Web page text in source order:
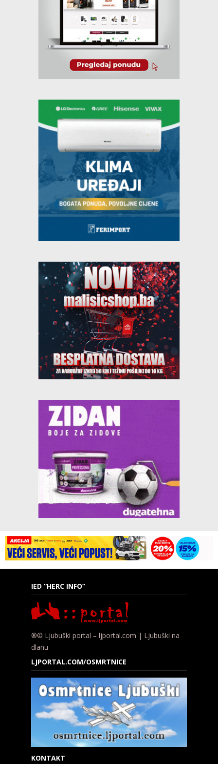
IED “HERC INFO”
®© Ljubuški portal – ljportal.com | Ljubuški na
dlanu
LJPORTAL.COM/OSMRTNICE
KONTAKT